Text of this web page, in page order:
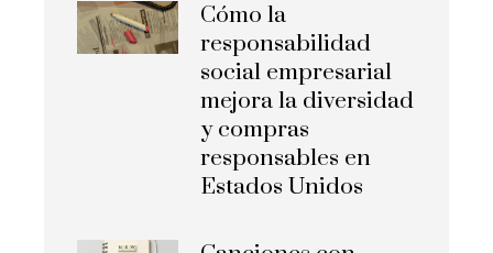
Cómo la
responsabilidad
social empresarial
mejora la diversidad
y compras
responsables en
Estados Unidos